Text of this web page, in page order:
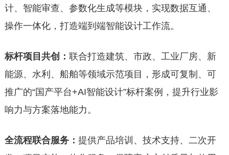
计、智能审查、参数化生成等模块，实现数据互通、
操作一体化，打造端到端智能设计工作流。
标杆项目共创： 联合打造建筑、市政、工业厂房、新
能源、水利、船舶等领域示范项目，形成可复制、可
推广的“国产平台+AI智能设计”标杆案例，提升行业影
响力与方案落地能力。
全流程联合服务： 提供产品培训、技术支持、二次开